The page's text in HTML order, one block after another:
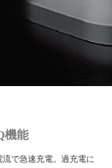
機能
で急速充電。過充電に